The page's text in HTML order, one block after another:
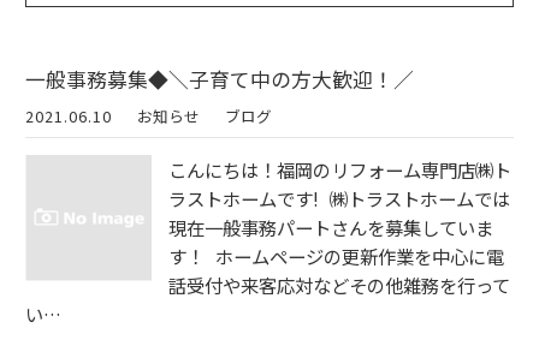
一般事務募集◆＼子育て中の方大歓迎！／
2021.06.10 お知らせ ブログ
こんにちは！福岡のリフォーム専門店㈱ト
ラストホームです! ㈱トラストホームでは
現在一般事務パートさんを募集していま
す！ ホームページの更新作業を中心に電
話受付や来客応対などその他雑務を行って
い…